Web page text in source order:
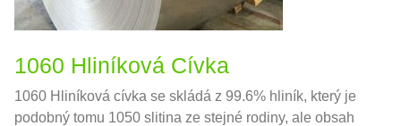
1060 Hliníková Cívka
1060 Hliníková cívka se skládá z 99.6% hliník, který je
podobný tomu 1050 slitina ze stejné rodiny, ale obsah